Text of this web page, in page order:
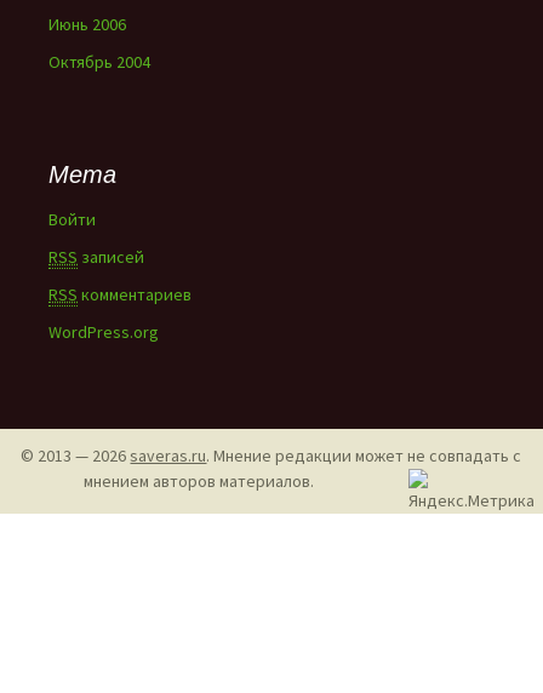
Июнь 2006
Октябрь 2004
Мета
Войти
RSS записей
RSS комментариев
WordPress.org
© 2013 — 2026saveras.ru. Мнение редакции может не совпадать с
мнением авторов материалов.